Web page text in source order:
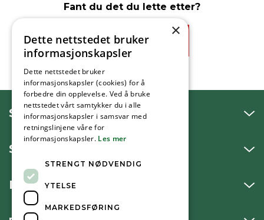
Fant du det du lette etter?
Ja
SNAKK MED OSS
SKRIV TIL OSS
BESØK OSS
×
Dette nettstedet bruker
informasjonskapsler
Dette nettstedet bruker
informasjonskapsler (cookies) for å
forbedre din opplevelse. Ved å bruke
nettstedet vårt samtykker du i alle
informasjonskapsler i samsvar med
retningslinjene våre for
informasjonskapsler. Les mer
STRENGT NØDVENDIG
YTELSE
MARKEDSFØRING